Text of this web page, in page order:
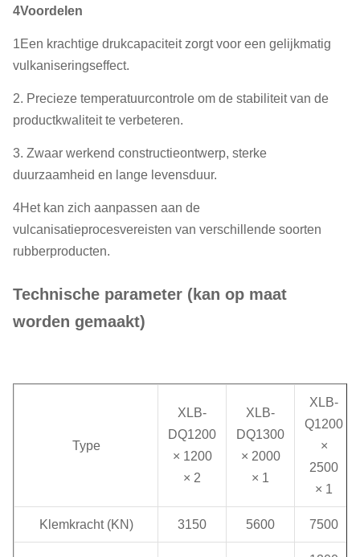
4Voordelen
1Een krachtige drukcapaciteit zorgt voor een gelijkmatig
vulkaniseringseffect.
2. Precieze temperatuurcontrole om de stabiliteit van de
productkwaliteit te verbeteren.
3. Zwaar werkend constructieontwerp, sterke
duurzaamheid en lange levensduur.
4Het kan zich aanpassen aan de
vulcanisatieprocesvereisten van verschillende soorten
rubberproducten.
Technische parameter (kan op maat
worden gemaakt)
Type
XLB-
DQ1200
× 1200
× 2
XLB-
DQ1300
× 2000
× 1
XLB-
Q1200
×
2500
× 1
Klemkracht (KN) 3150 5600 7500